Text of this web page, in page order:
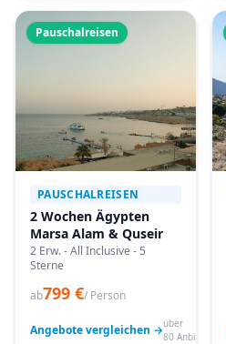
Pauschalreisen
PAUSCHALREISEN
2 Wochen Ägypten
Marsa Alam & Quseir
2 Erw. - All Inclusive - 5
Sterne
ab799 €/ Person
Angebote vergleichen →über
80 Anbieter